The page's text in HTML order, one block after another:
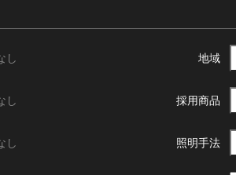
し 地域
し 採用商品
し 照明手法